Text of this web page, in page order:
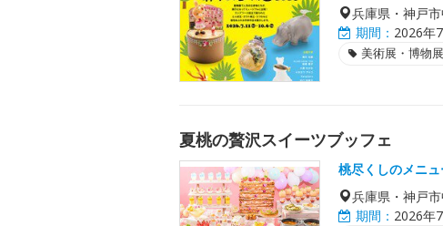
兵庫県・神戸
期間： 2026年
美術展・博物
夏桃の贅沢スイーツブッフェ
桃尽くしのメニ
兵庫県・神戸
期間： 2026年